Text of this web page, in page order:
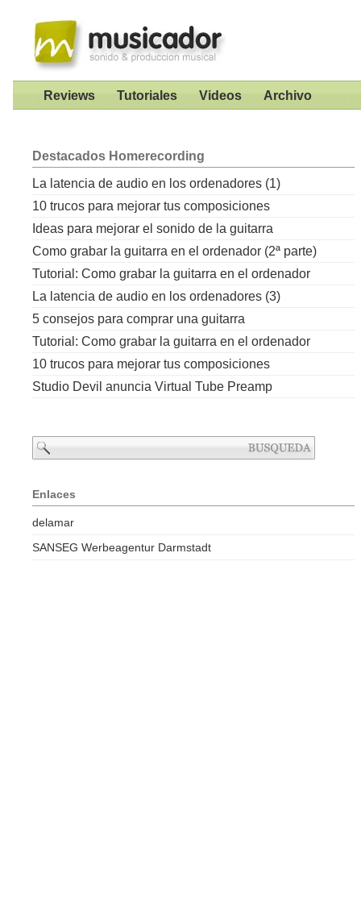
Reviews Tutoriales Videos Archivo
Destacados Homerecording
La latencia de audio en los ordenadores (1)
10 trucos para mejorar tus composiciones
Ideas para mejorar el sonido de la guitarra
Como grabar la guitarra en el ordenador (2ª parte)
Tutorial: Como grabar la guitarra en el ordenador
La latencia de audio en los ordenadores (3)
5 consejos para comprar una guitarra
Tutorial: Como grabar la guitarra en el ordenador
10 trucos para mejorar tus composiciones
Studio Devil anuncia Virtual Tube Preamp
Enlaces
delamar
SANSEG Werbeagentur Darmstadt